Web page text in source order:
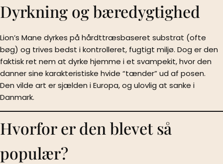
Dyrkning og bæredygtighed
Lion’s Mane dyrkes på hårdttræsbaseret substrat (ofte
bøg) og trives bedst i kontrolleret, fugtigt miljø. Dog er den
faktisk ret nem at dyrke hjemme i et svampekit, hvor den
danner sine karakteristiske hvide “tænder” ud af posen.
Den vilde art er sjælden i Europa, og ulovlig at sanke i
Danmark.
Hvorfor er den blevet så
populær?